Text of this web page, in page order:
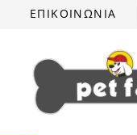
ΕΠΙΚΟΙΝΩΝΙΑ